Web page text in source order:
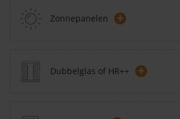
Zonnepanelen +
Dubbelglas of HR++ +